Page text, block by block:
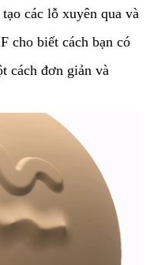
các lỗ xuyên qua và
cho biết cách bạn có
cách đơn giản và